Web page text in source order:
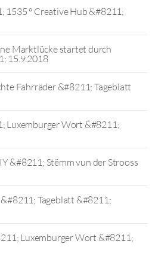
° Creative Hub &#8211;
Marktlücke startet durch
15.9.2018
Fahrräder &#8211; Tageblatt
Luxemburger Wort &#8211;
&#8211; Stëmm vun der Strooss
Tageblatt &#8211;
Luxemburger Wort &#8211;